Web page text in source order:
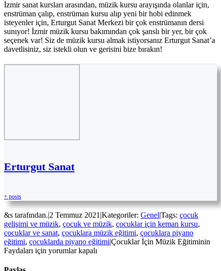
İzmir sanat kursları arasından, müzik kursu arayışında olanlar için,
enstrüman çalıp, enstrüman kursu alıp yeni bir hobi edinmek
isteyenler için, Erturgut Sanat Merkezi bir çok enstrümanın dersi
sunıyor! İzmir müzik kursu bakımından çok şanslı bir yer, bir çok
seçenek var! Siz de müzik kursu almak istiyorsanız Erturgut Sanat’a
davetlisiniz, siz istekli olun ve gerisini bize bırakın!
Erturgut Sanat
+ posts
&s tarafından.|2 Temmuz 2021 |Kategoriler: Genel|Tags: çocuk
gelişimi ve müzik, çocuk ve müzik, çocuklar için keman kursu,
çocuklar ve sanat, çocuklara müzik eğitimi, çocuklara piyano
eğitimi, çocuklarda piyano eğitimi|Çocuklar İçin Müzik Eğitiminin
Faydaları için yorumlar kapalı